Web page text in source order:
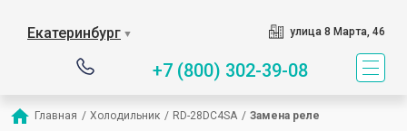
Екатеринбург ▼ улица 8 Марта, 46
+7 (800) 302-39-08
Главная / Холодильник / RD-28DC4SA / Замена реле